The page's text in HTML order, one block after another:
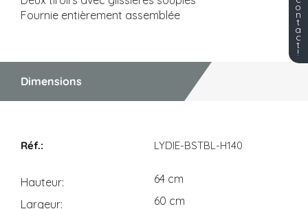
Fournie entièrement assemblée
Dimensions
LYDIE-BSTBL-H140
Hauteur
64 cm
Largeur
60 cm
o
n
t
a
c
t
!